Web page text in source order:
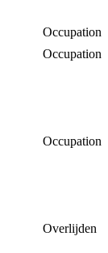
Occupation
Occupation
Occupation
Overlijden